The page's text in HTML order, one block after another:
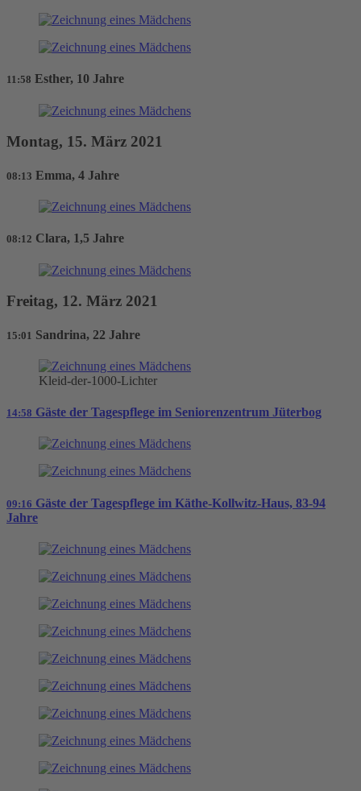
11:58 Esther, 10 Jahre
Montag, 15. März 2021
08:13 Emma, 4 Jahre
08:12 Clara, 1,5 Jahre
Freitag, 12. März 2021
15:01 Sandrina, 22 Jahre
Kleid-der-1000-Lichter
14:58 Gäste der Tagespflege im Seniorenzentrum Jüterbog
09:16 Gäste der Tagespflege im Käthe-Kollwitz-Haus, 83-94
Jahre